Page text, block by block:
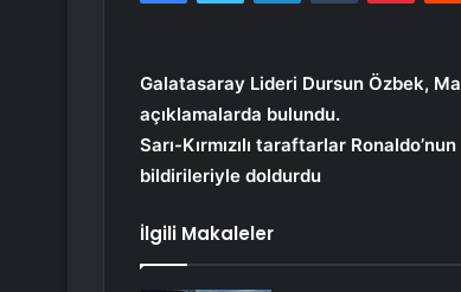
Galatasaray Lideri Dursun Özbek,
açıklamalarda bulundu.
Sarı-Kırmızılı taraftarlar
bildirileriyle doldurdu
İlgili Makaleler